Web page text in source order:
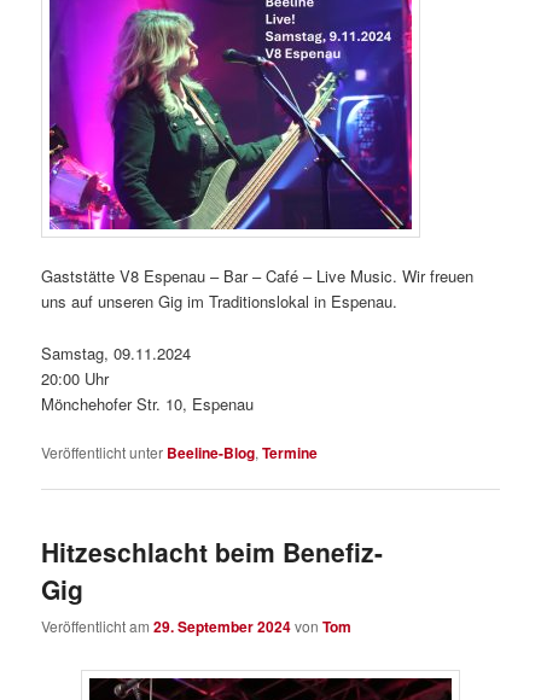
Gaststätte V8 Espenau – Bar – Café – Live Music. Wir freuen
uns auf unseren Gig im Traditionslokal in Espenau.
Samstag, 09.11.2024
20:00 Uhr
Mönchehofer Str. 10, Espenau
Veröffentlicht unter Beeline-Blog,Termine
Hitzeschlacht beim Benefiz-
Gig
Veröffentlicht am29. September 2024vonTom